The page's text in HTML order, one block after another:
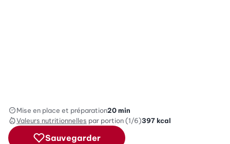
Mise en place et préparation20 min
Valeurs nutritionnelles par portion (1/6)397kcal
Sauvegarder